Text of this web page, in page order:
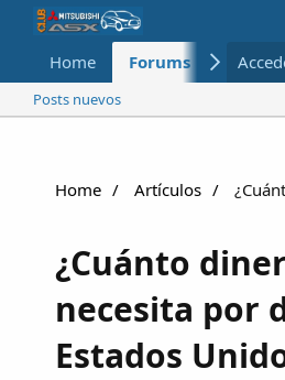
Home Forums Nuevo
Posts nuevos
Home Artículos
¿Cuánto
necesita por
Estados